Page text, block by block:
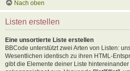
Nach oben
Listen erstellen
Eine unsortierte Liste erstellen
BBCode unterstützt zwei Arten von Listen:
Wesentlichen identisch zu ihren HTML-
gibt die Elemente deiner Liste